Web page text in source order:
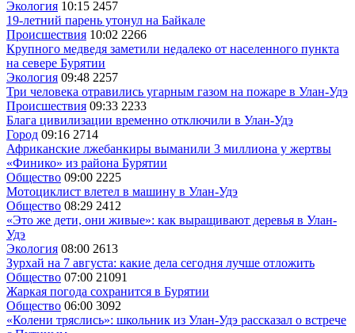
Экология 10:15 2457
19-летний парень утонул на Байкале
Происшествия 10:02 2266
Крупного медведя заметили недалеко от населенного пункта
на севере Бурятии
Экология 09:48 2257
Три человека отравились угарным газом на пожаре в Улан-Удэ
Происшествия 09:33 2233
Блага цивилизации временно отключили в Улан-Удэ
Город 09:16 2714
Африканские лжебанкиры выманили 3 миллиона у жертвы
«Финико» из района Бурятии
Общество 09:00 2225
Мотоциклист влетел в машину в Улан-Удэ
Общество 08:29 2412
«Это же дети, они живые»: как выращивают деревья в Улан-
Удэ
Экология 08:00 2613
Зурхай на 7 августа: какие дела сегодня лучше отложить
Общество 07:00 21091
Жаркая погода сохранится в Бурятии
Общество 06:00 3092
«Колени тряслись»: школьник из Улан-Удэ рассказал о встрече